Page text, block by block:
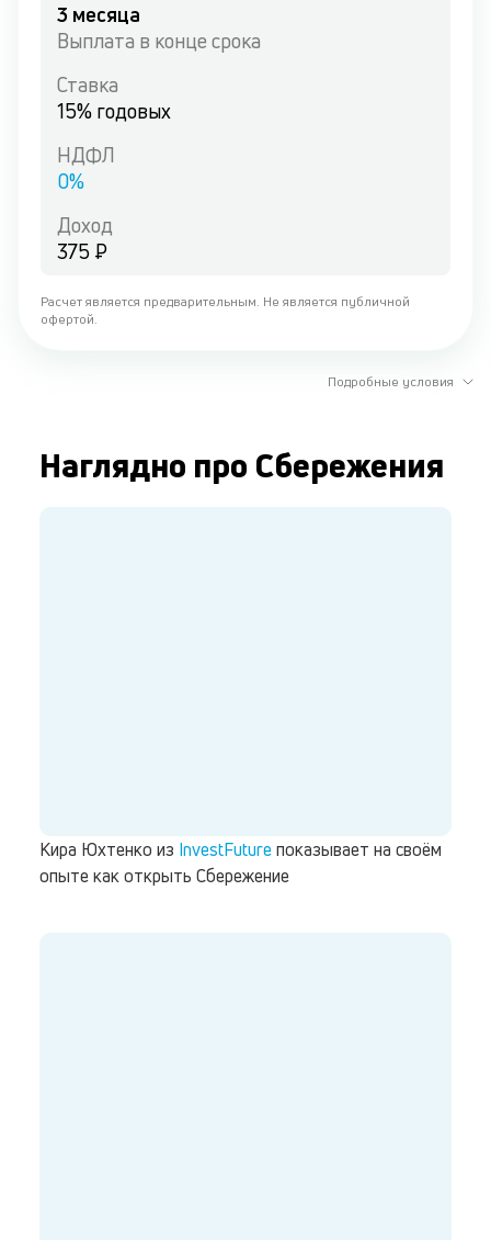
3 месяца
Выплата в конце срока
Ставка
15% годовых
НДФЛ
0%
Доход
375 ₽
Расчет является предварительным. Не является публичной
офертой.
Подробные условия
Наглядно про Сбережения
Кира Юхтенко из InvestFutureпоказывает на своём
опыте как открыть Сбережение